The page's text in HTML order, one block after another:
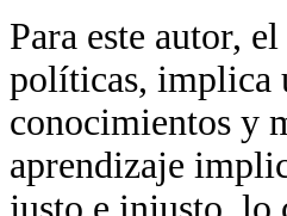
Para este autor,
políticas, implica
conocimientos y
aprendizaje